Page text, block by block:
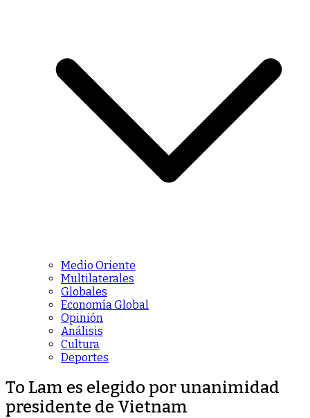
Medio Oriente
Multilaterales
Globales
Economía Global
Opinión
Análisis
Cultura
Deportes
To Lam es elegido por unanimidad
presidente de Vietnam